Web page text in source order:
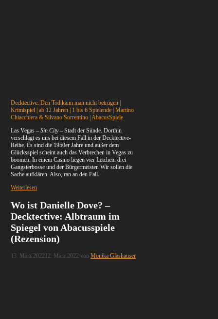
Decktective: Den Tod kann man nicht betrügen |
Krimispiel | ab 12 Jahren | 1 bis 6 Spielende |Martino
Chiacchiera & Silvano Sorrentino | AbacusSpiele
Las Vegas –Sin City– Stadt der Sünde. Dorthin
verschlägt es uns bei diesem Fall in der Decktective-
Reihe. Es sind die 1950er Jahre und außer dem
Glücksspiel scheint auch das Verbrechen in Vegas zu
boomen. In einem Casino liegen vier Leichen: drei
Gangsterbosse und der Bürgermeister. Wir sollen die
Sache aufklären. Also, ran an den Fall.
Weiterlesen
Wo ist Danielle Dove? –
Decktective: Albtraum im
Spiegel von Abacusspiele
(Rezension)
13. März 202212. März 2022 vonMonika Glashauser